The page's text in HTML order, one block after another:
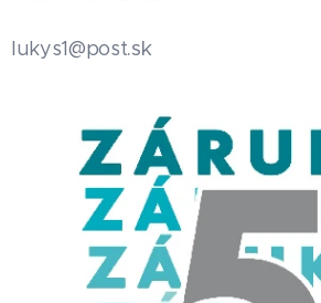
lukys1@post.sk